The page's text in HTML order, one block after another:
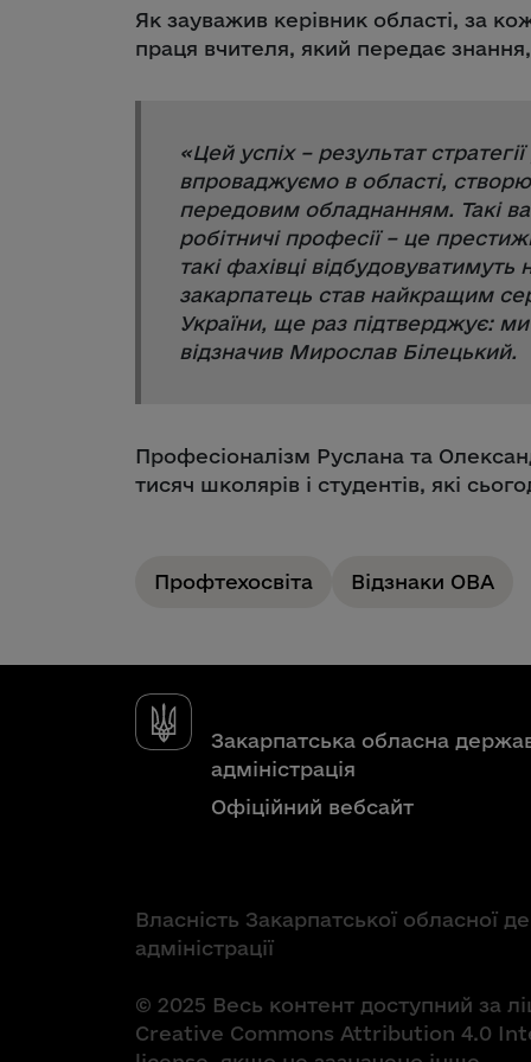
Як зауважив керівник області, за
праця вчителя, який передає знання,
«Цей успіх – результат
впроваджуємо в області,
передовим обладнанням. Такі
робітничі професії – це
такі фахівці
закарпатець став найкращим
України, ще раз підтверджує:
відзначив Мирослав Білецький.
Професіоналізм Руслана та
тисяч школярів і студентів, які
Профтехосвіта Відзнаки ОВА
Закарпатська обласна
адміністрація
Офіційний вебсайт
Власність Закарпатської обласної
адміністрації
© 2025 Весь контент доступний за
Creative Commons Attribution 4.0